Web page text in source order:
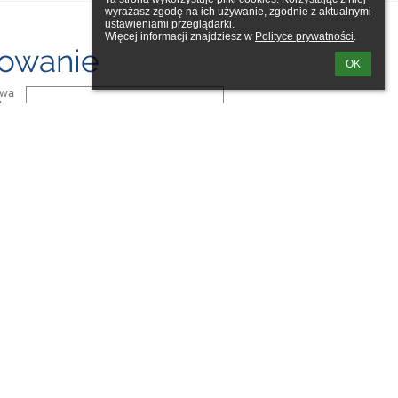
wyrażasz zgodę na ich używanie, zgodnie z aktualnymi
ustawieniami przeglądarki.
Więcej informacji znajdziesz w Polityce prywatności.
OK